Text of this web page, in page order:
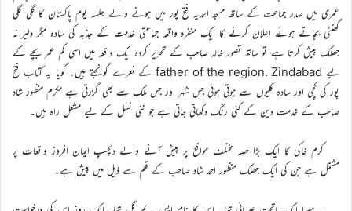
عمری میں صدر جماعت کے ساتھ مسجد احمدیہ فتح پور میں ہونے والے جلسہ یوم پاکستان کا گلی گلی
گھنٹی بجاتے ہوئے اعلان کرنے کا ایک منفرد واقعہ جماعتی خدمت کے جذبہ کی سادہ مگر دلیرانہ
جھلک پیش کرتا ہے تو ساتھ تصور خالد صاحب کے تحریر کردہ ایک واقعہ میں اسی کم عمر بچے کے
لیے father of the region. Zindabad کے نعرے گونجتے ہیں۔ گویا یہ کتاب فتح
پور کی کچی اور سادہ گلیوں سے ہوتی ہوئی جس شہر اور جس ملک سے بھی گزرتی ہے مکرم منظور شاد
صاحب کے خدمت دین کے کئی رنگ دکھاتی جاتی ہے جو نئی نسل کے لیے مشعل راہ ہیں۔
کرم خاکی کا ایک بڑا حصہ مختلف مواقع پر پیش آنے والے دلچسپ ایمان افروز واقعات پر
مشتمل ہے جن کی ایک جھلک منظور احمد شاد صاحب کے قلم سے ذیل میں پیش ہے۔